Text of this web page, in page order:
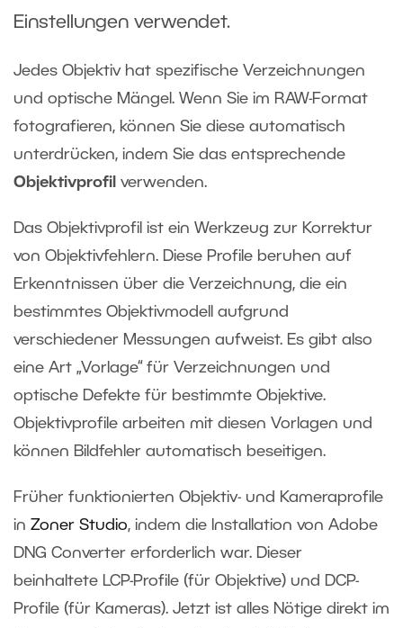
Einstellungen verwendet.
Jedes Objektiv hat spezifische Verzeichnungen
und optische Mängel. Wenn Sie im RAW-Format
fotografieren, können Sie diese automatisch
unterdrücken, indem Sie das entsprechende
Objektivprofil verwenden.
Das Objektivprofil ist ein Werkzeug zur Korrektur
von Objektivfehlern. Diese Profile beruhen auf
Erkenntnissen über die Verzeichnung, die ein
bestimmtes Objektivmodell aufgrund
verschiedener Messungen aufweist. Es gibt also
eine Art „Vorlage“ für Verzeichnungen und
optische Defekte für bestimmte Objektive.
Objektivprofile arbeiten mit diesen Vorlagen und
können Bildfehler automatisch beseitigen.
Früher funktionierten Objektiv- und Kameraprofile
in Zoner Studio, indem die Installation von Adobe
DNG Converter erforderlich war. Dieser
beinhaltete LCP-Profile (für Objektive) und DCP-
Profile (für Kameras). Jetzt ist alles Nötige direkt im